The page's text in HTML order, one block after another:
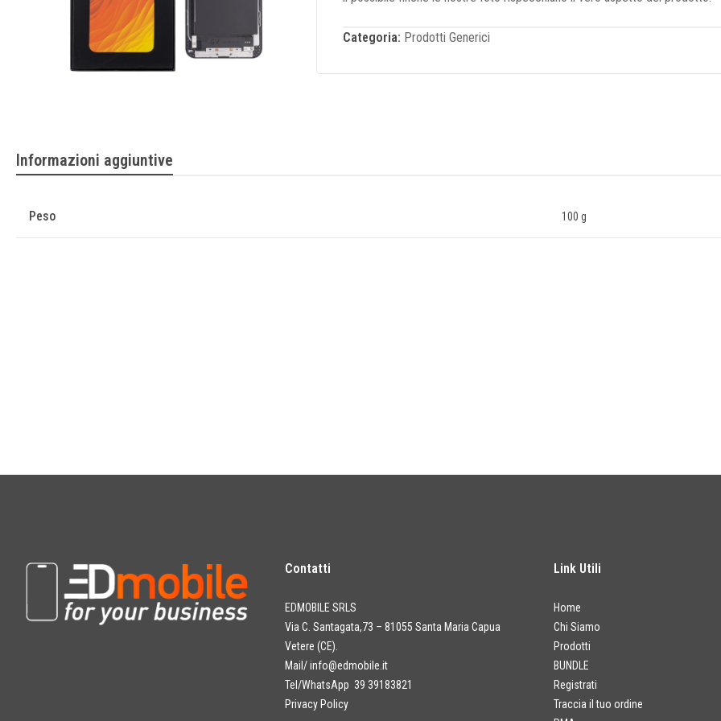
Categoria: Prodotti Generici
Informazioni aggiuntive
Peso 100 g
Contatti
EDMOBILE SRLS
Via C. Santagata,73 – 81055 Santa Maria Capua
Vetere (CE).
Mail/info@edmobile.it
Tel/WhatsApp 39 39183821
Privacy Policy
Link Utili
Home
Chi Siamo
Prodotti
BUNDLE
Registrati
Traccia il tuo ordine